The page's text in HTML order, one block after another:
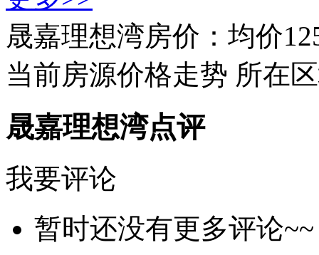
晟嘉理想湾房价：均价
当前房源价格走势 所在
晟嘉理想湾点评
我要评论
暂时还没有更多评论~~